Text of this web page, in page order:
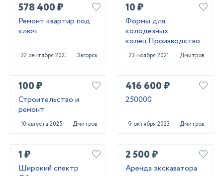
578 400 ₽
Ремонт квартир под
ключ
22 сентября 2023 Загорск
10 ₽
Формы для
колодезных
колец.Производство.
23 ноября 2021 Дмитров
100 ₽
Строительство и
ремонт
10 августа 2025 Дмитров
416 600 ₽
250000
9 октября 2023 Дмитров
1 ₽
Широкий спектр
2 500 ₽
Аренда экскаватора